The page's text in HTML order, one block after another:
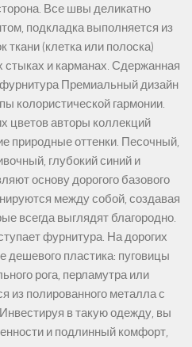
Все швы деликатно
подкладка выполняется из
(клетка или полоска)
стыках и карманах. Сдержанная
Премиальный дизайн
колористической гармонии.
цветов авторы коллекций
природные оттенки. Песочный,
глубокий синий и
основу дорогого базового
между собой, создавая
всегда выглядят благородно.
фурнитура. На дорогих
дешевого пластика: пуговицы
рога, перламутра или
из полированного металла с
в такую одежду, вы
и подлинный комфорт,